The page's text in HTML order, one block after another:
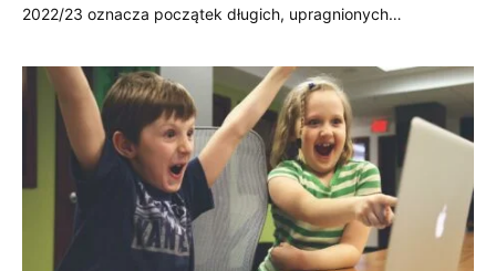
2022/23 oznacza początek długich, upragnionych…